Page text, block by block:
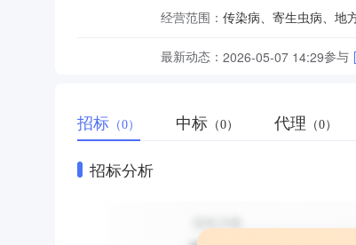
经营范围：
最新动态： 2026-05-07 14:29参与
招标 （0） 中标 （0） 代理 （0）
招标分析